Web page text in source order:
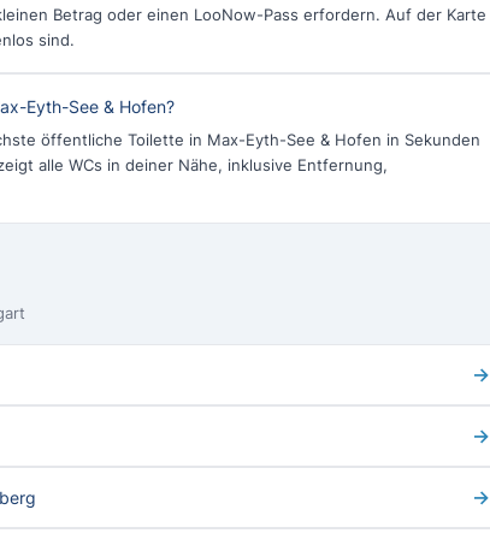
Betrag oder einen LooNow-Pass erfordern. Auf der Karte
sind.
Eyth-See & Hofen?
öffentliche Toilette in Max-Eyth-See & Hofen in Sekunden
alle WCs in deiner Nähe, inklusive Entfernung,
→
→
→